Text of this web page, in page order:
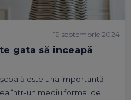
gata să înceapă
este una importantă
într-un mediu formal de
19 septembrie 2024